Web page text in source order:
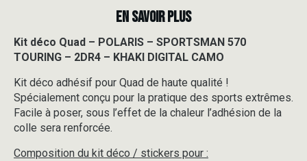
SPORTSMAN
570
-
2DR4
-
KHAKI
DIGITAL
CAMO
EN SAVOIR PLUS
Kit déco Quad – POLARIS – SPORTSMAN 570
TOURING – 2DR4 – KHAKI DIGITAL CAMO
Kit déco adhésif pour Quad de haute qualité !
Spécialement conçu pour la pratique des sports extrêmes.
Facile à poser, sous l’effet de la chaleur l’adhésion de la
colle sera renforcée.
Composition du kit déco / stickers pour :